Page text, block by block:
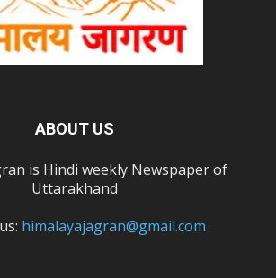
ABOUT US
is Hindi weekly Newspaper of
Uttarakhand
himalayajagran@gmail.com